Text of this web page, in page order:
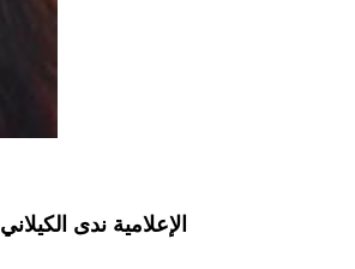
الإعلامية ندى الكيلاني